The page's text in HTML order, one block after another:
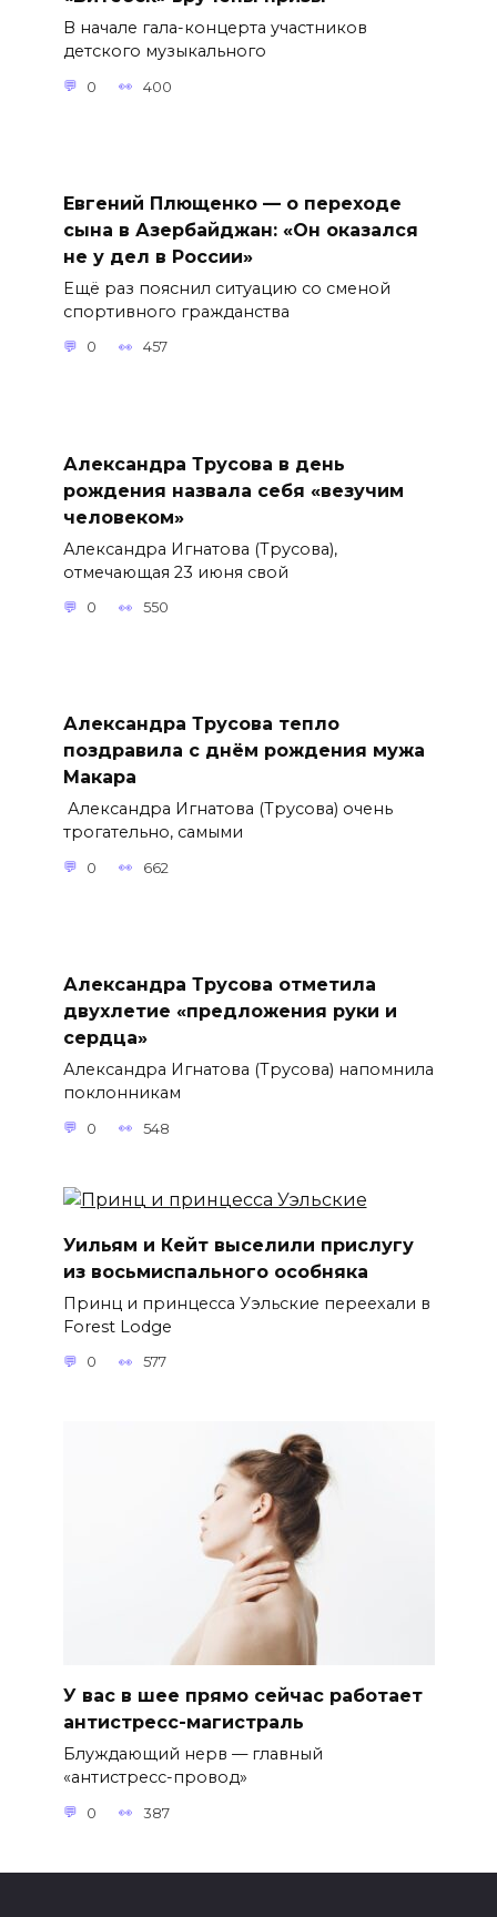
В начале гала-концерта участников
детского музыкального
0 400
Евгений Плющенко — о переходе
сына в Азербайджан: «Он оказался
не у дел в России»
Ещё раз пояснил ситуацию со сменой
спортивного гражданства
0 457
Александра Трусова в день
рождения назвала себя «везучим
человеком»
Александра Игнатова (Трусова),
отмечающая 23 июня свой
0 550
Александра Трусова тепло
поздравила с днём рождения мужа
Макара
Александра Игнатова (Трусова) очень
трогательно, самыми
0 662
Александра Трусова отметила
двухлетие «предложения руки и
сердца»
Александра Игнатова (Трусова) напомнила
поклонникам
0 548
Уильям и Кейт выселили прислугу
из восьмиспального особняка
Принц и принцесса Уэльские переехали в
Forest Lodge
0 577
У вас в шее прямо сейчас работает
антистресс-магистраль
Блуждающий нерв — главный
«антистресс-провод»
0 387